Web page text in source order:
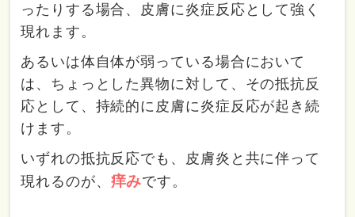
ったりする場合、皮膚に炎症反応として強く
現れます。
あるいは体自体が弱っている場合において
は、ちょっとした異物に対して、その抵抗反
応として、持続的に皮膚に炎症反応が起き続
けます。
いずれの抵抗反応でも、皮膚炎と共に伴って
現れるのが、 痒みです。